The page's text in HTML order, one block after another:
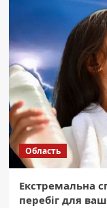
Область
Екстремальна
перебіг для